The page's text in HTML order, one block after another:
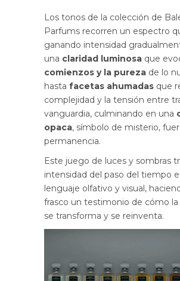
Los tonos de la colección de
Parfums recorren un espectro
ganando intensidad
una claridad luminosa que
comienzos y la pureza de lo
hasta facetas ahumadas que
complejidad y la tensión entre
vanguardia, culminando en una
opaca, símbolo de misterio,
permanencia.
Este juego de luces y sombras
intensidad del paso del tiempo
lenguaje olfativo y visual,
frasco un testimonio de cómo
se transforma y se reinventa.